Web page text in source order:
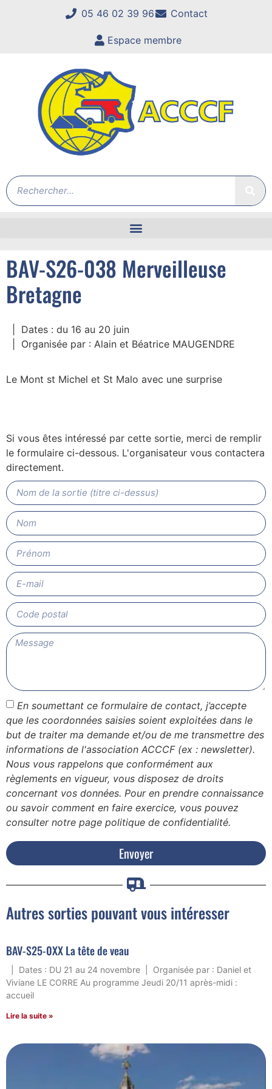
05 46 02 39 96 Contact
Espace membre
BAV-S26-038 Merveilleuse
Bretagne
| Dates : du 16 au 20 juin
| Organisée par : Alain et Béatrice MAUGENDRE
Le Mont st Michel et St Malo avec une surprise
Si vous êtes intéressé par cette sortie, merci de remplir
le formulaire ci-dessous. L'organisateur vous contactera
directement.
En soumettant ce formulaire de contact, j’accepte
que les coordonnées saisies soient exploitées dans le
but de traiter ma demande et/ou de me transmettre des
informations de l'association ACCCF (ex : newsletter).
Nous vous rappelons que conformément aux
règlements en vigueur, vous disposez de droits
concernant vos données. Pour en prendre connaissance
ou savoir comment en faire exercice, vous pouvez
consulter notre page politique de confidentialité.
Envoyer
Autres sorties pouvant vous intéresser
BAV-S25-0XX La tête de veau
| Dates : DU 21 au 24 novembre | Organisée par : Daniel et
Viviane LE CORRE Au programme Jeudi 20/11 après-midi :
accueil
Lire la suite »